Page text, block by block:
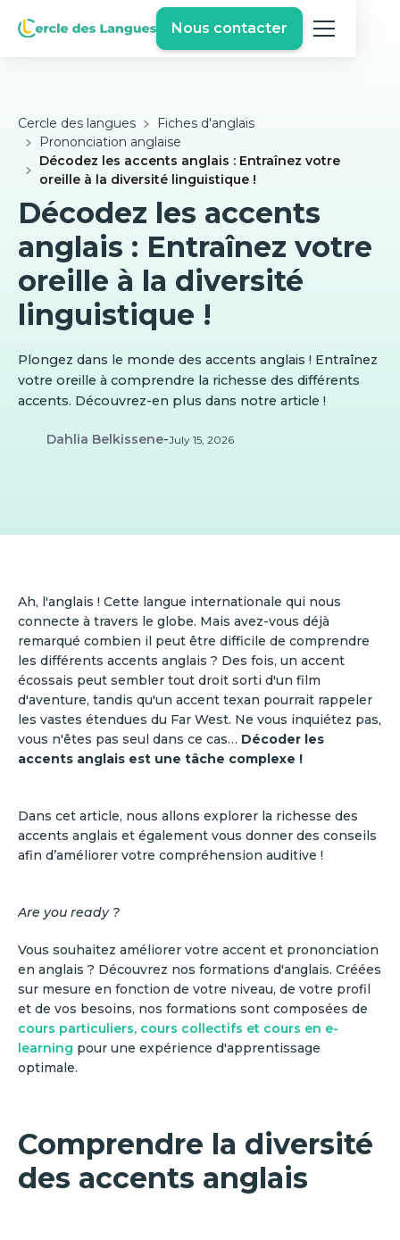
Nous contacter
Cercle des langues
Fiches d'anglais
Prononciation anglaise
Décodez les accents anglais : Entraînez votre
oreille à la diversité linguistique !
Décodez les accents
anglais : Entraînez votre
oreille à la diversité
linguistique !
Plongez dans le monde des accents anglais ! Entraînez
votre oreille à comprendre la richesse des différents
accents. Découvrez-en plus dans notre article !
Dahlia Belkissene-July 15, 2026
Ah, l'anglais ! Cette langue internationale qui nous
connecte à travers le globe. Mais avez-vous déjà
remarqué combien il peut être difficile de comprendre
les différents accents anglais ? Des fois, un accent
écossais peut sembler tout droit sorti d'un film
d'aventure, tandis qu'un accent texan pourrait rappeler
les vastes étendues du Far West. Ne vous inquiétez pas,
vous n'êtes pas seul dans ce cas… Décoder les
accents anglais est une tâche complexe !
Dans cet article, nous allons explorer la richesse des
accents anglais et également vous donner des conseils
afin d’améliorer votre compréhension auditive !
Are you ready ?
Vous souhaitez améliorer votre accent et prononciation
en anglais ? Découvrez nos formations d'anglais. Créées
sur mesure en fonction de votre niveau, de votre profil
et de vos besoins, nos formations sont composées de
cours particuliers, cours collectifs et cours en e-
learning pour une expérience d'apprentissage
optimale.
Comprendre la diversité
des accents anglais